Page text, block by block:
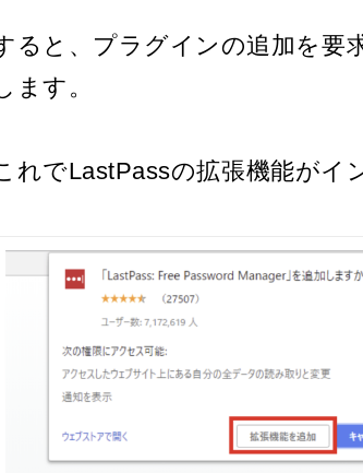
ると、プラグインの追加を要
ます。
れでLastPassの拡張機能がイ